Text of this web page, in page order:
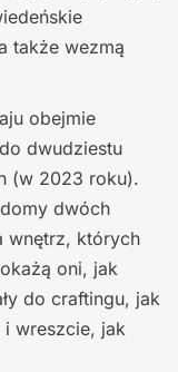
także wezmą
obejmie
dwudziestu
(w 2023 roku).
dwóch
wnętrz, których
oni, jak
do craftingu, jak
wreszcie, jak